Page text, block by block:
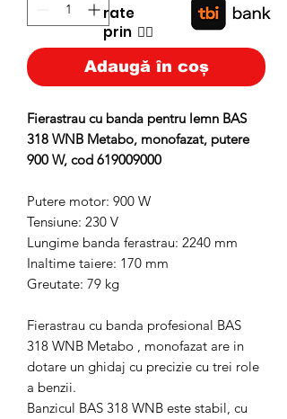
Adaugă în coș
Fierastrau cu banda pentru lemn BAS
318 WNB Metabo, monofazat, putere
900 W, cod 619009000
Putere motor: 900 W
Tensiune: 230 V
Lungime banda ferastrau: 2240 mm
Inaltime taiere: 170 mm
Greutate: 79 kg
Fierastrau cu banda profesional BAS
318 WNB Metabo , monofazat are in
dotare un ghidaj cu precizie cu trei role
a benzii.
Banzicul BAS 318 WNB este stabil, cu
rate
prin 👉🏿